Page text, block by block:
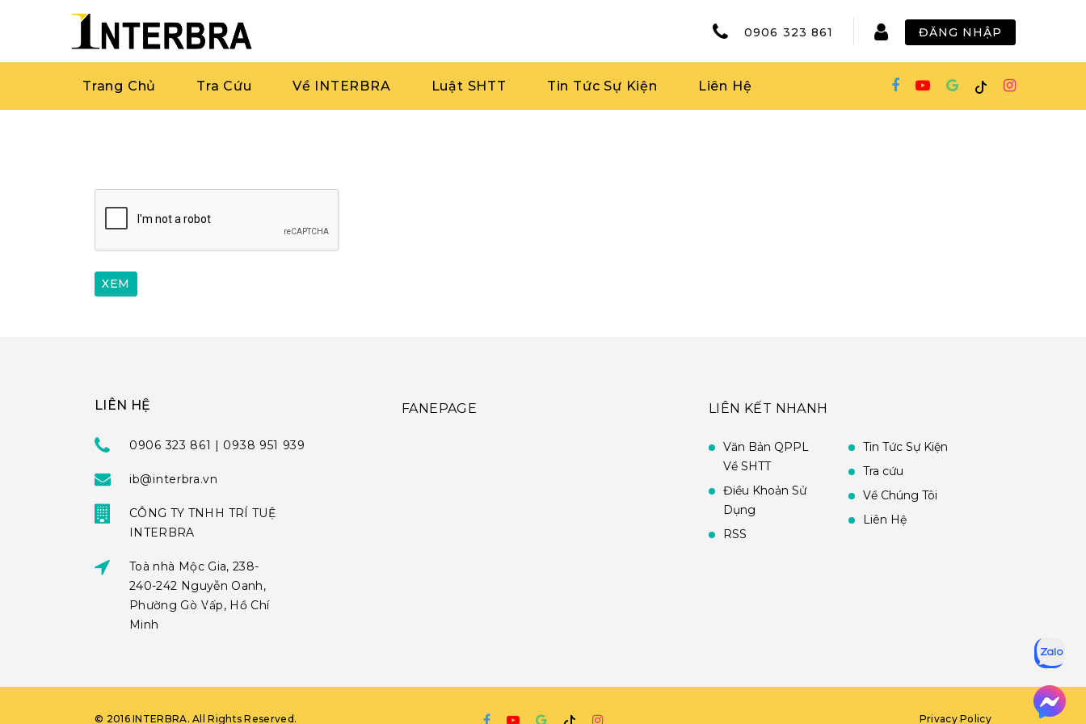
0906 323 861 ĐĂNG NHẬP
Trang Chủ Tra Cứu Về INTERBRA Luật SHTT Tin Tức Sự Kiện Liên Hệ
LIÊN HỆ
0906 323 861 | 0938 951 939
ib@interbra.vn
CÔNG TY TNHH TRÍ TUỆ
INTERBRA
Toà nhà Mộc Gia, 238-
240-242 Nguyễn Oanh,
Phường Gò Vấp, Hồ Chí
Minh
FANEPAGE LIÊN KẾT NHANH
Văn Bản QPPL
Về SHTT
Điều Khoản Sử
Dụng
RSS
Tin Tức Sự Kiện
Tra cứu
Về Chúng Tôi
Liên Hệ
© 2016 INTERBRA. All Rights Reserved. Privacy Policy